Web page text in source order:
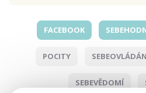
FACEBOOK
POCITY
SEBEVĚDOMÍ